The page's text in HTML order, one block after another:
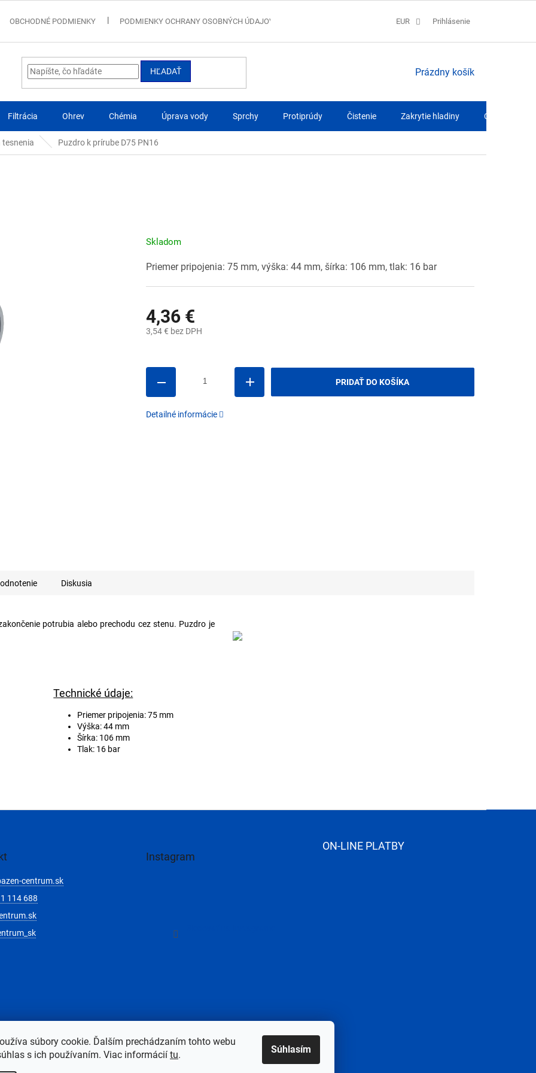
súbory cookie. Ďalším prechádzaním tohto webu
s ich používaním. Viac informácií tu. Súhlasím
OBCHODNÉ PODMIENKY PODMIENKY OCHRANY OSOBNÝCH ÚDAJOV REKLAMAČNÝ PORIADOK
EUR Prihlásenie
HĽADAŤ
NÁKUPNÝ
Prázdny košík
Filtrácia Ohrev Chémia Úprava vody Sprchy Protiprúdy Čistenie Zakrytie hladiny Osvetlenie
tesnenia Puzdro k prírube D75 PN16
4,36 €
3,54 € bez DPH
Skladom
PRIDAŤ DO KOŠÍKA
Priemer pripojenia: 75 mm, výška: 44 mm, šírka: 106 mm, tlak: 16 bar
Detailné informácie
Diskusia
potrubia alebo prechodu cez stenu. Puzdro je
Technické údaje:
Priemer pripojenia: 75 mm
Výška: 44 mm
Šírka: 106 mm
Tlak: 16 bar
centrum.sk
114 688
Instagram
ON-LINE PLATBY